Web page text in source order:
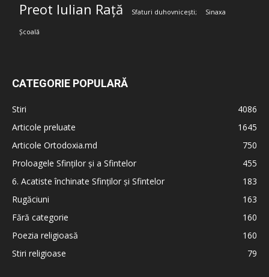
Preot Iulian Rață Sfaturi duhovnicești; Sinaxa
Școală
CATEGORIE POPULARĂ
Stiri
4086
Articole preluate
1645
Articole Ortodoxia.md
750
Proloagele Sfinților și a Sfintelor
455
6. Acatiste închinate Sfinților și Sfintelor
183
Rugăciuni
163
Fără categorie
160
Poezia religioasă
160
Stiri religioase
79